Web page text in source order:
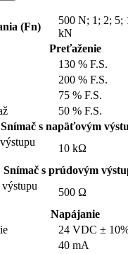
(Fn)
500 N; 1 ; 2; 5;
kN
Preťaženie
130 % F.S.
200 % F.S.
75 % F.S.
50 % F.S.
Snímač s napäťovým
10 kΩ
Snímač s prúdovým
500 Ω
Napájanie
24 VDC ±
40 mA